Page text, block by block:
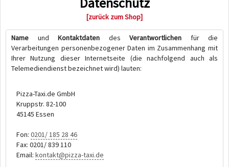
[zurück zum Shop]
Name und Kontaktdaten des Verantwortlichen für die
Verarbeitungen personenbezogener Daten im Zusammenhang mit
Ihrer Nutzung dieser Internetseite (die nachfolgend auch als
Telemediendienst bezeichnet wird) lauten:
Pizza-Taxi.de GmbH
Kruppstr. 82-100
45145 Essen
Fon: 0201/ 185 28 46
Fax: 0201/ 839 110
Email: kontakt@pizza-taxi.de